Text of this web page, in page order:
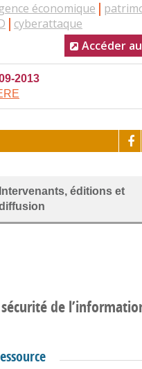
économique
cyberattaque
Accéder
2013
Intervenants, éditions et
de